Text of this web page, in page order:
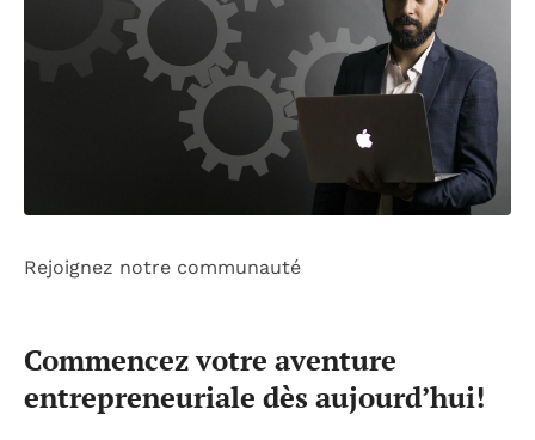
Rejoignez notre communauté
Commencez votre aventure
entrepreneuriale dès aujourd’hui!